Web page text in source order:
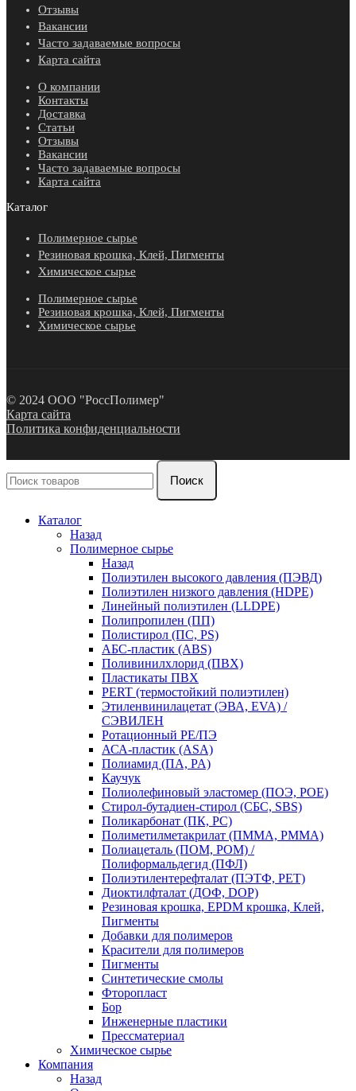
Отзывы
Вакансии
Часто задаваемые вопросы
Карта сайта
О компании
Контакты
Доставка
Статьи
Отзывы
Вакансии
Часто задаваемые вопросы
Карта сайта
Каталог
Полимерное сырье
Резиновая крошка, Клей, Пигменты
Химическое сырье
Полимерное сырье
Резиновая крошка, Клей, Пигменты
Химическое сырье
© 2024 ООО "РоссПолимер"
Карта сайта
Политика конфиденциальности
Поиск
Каталог
Назад
Полимерное сырье
Назад
Полиэтилен высокого давления (ПЭВД)
Полиэтилен низкого давления (HDPE)
Линейный полиэтилен (LLDPE)
Полипропилен (ПП)
Полистирол (ПС, PS)
АБС-пластик (ABS)
Поливинилхлорид (ПВХ)
Пластикаты ПВХ
PERT (термостойкий полиэтилен)
Этиленвинилацетат (ЭВА, EVA) /
СЭВИЛЕН
Ротационный PE/ПЭ
АСА-пластик (ASA)
Полиамид (ПА, PA)
Каучук
Полиолефиновый эластомер (ПОЭ, POE)
Стирол-бутадиен-стирол (СБС, SBS)
Поликарбонат (ПК, PC)
Полиметилметакрилат (ПММА, PMMA)
Полиацеталь (ПОМ, POM) /
Полиформальдегид (ПФЛ)
Полиэтилентерефталат (ПЭТФ, PET)
Диоктилфталат (ДОФ, DOP)
Резиновая крошка, EPDM крошка, Клей,
Пигменты
Добавки для полимеров
Красители для полимеров
Пигменты
Синтетические смолы
Фторопласт
Бор
Инженерные пластики
Прессматериал
Химическое сырье
Компания
Назад